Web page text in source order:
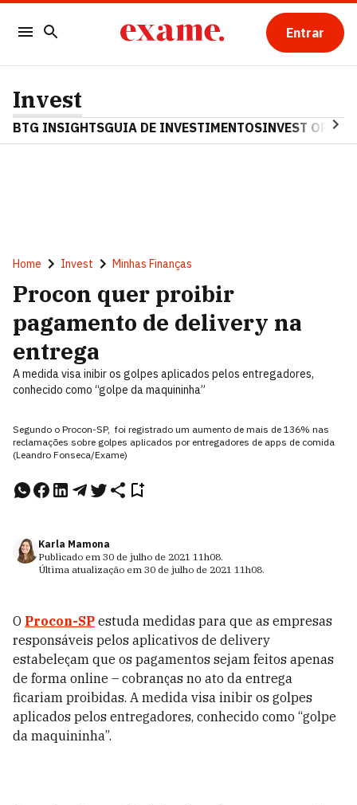
Entrar
Invest
BTG INSIGHTSGUIA DE INVESTIMENTOSINVEST OPINA
Home Invest Minhas Finanças
Procon quer proibir
pagamento de delivery na
entrega
A medida visa inibir os golpes aplicados pelos entregadores,
conhecido como “golpe da maquininha”
Segundo o Procon-SP, foi registrado um aumento de mais de 136% nas
reclamações sobre golpes aplicados por entregadores de apps de comida
(Leandro Fonseca/Exame)
Karla Mamona
Publicado em 30 de julho de 2021 11h08.
Última atualização em 30 de julho de 2021 11h08.
O Procon-SP estuda medidas para que as empresas
responsáveis pelos aplicativos de delivery
estabeleçam que os pagamentos sejam feitos apenas
de forma online – cobranças no ato da entrega
ficariam proibidas. A medida visa inibir os golpes
aplicados pelos entregadores, conhecido como “golpe
da maquininha”.